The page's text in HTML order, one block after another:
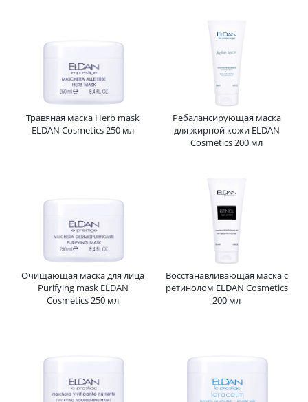
Травяная маска Herb mask
ELDAN Cosmetics 250 мл
Ребалансирующая маска
для жирной кожи ELDAN
Cosmetics 200 мл
Очищающая маска для лица
Purifying mask ELDAN
Cosmetics 250 мл
Восстанавливающая маска с
ретинолом ELDAN Cosmetics
200 мл